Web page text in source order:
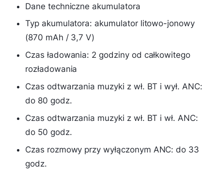
Dane techniczne akumulatora
Typ akumulatora: akumulator litowo-jonowy
(870 mAh / 3,7 V)
Czas ładowania: 2 godziny od całkowitego
rozładowania
Czas odtwarzania muzyki z wł. BT i wył. ANC:
do 80 godz.
Czas odtwarzania muzyki z wł. BT i wł. ANC:
do 50 godz.
Czas rozmowy przy wyłączonym ANC: do 33
godz.